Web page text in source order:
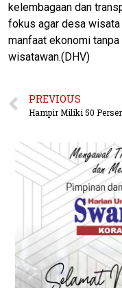
kelembagaan dan
fokus agar desa
manfaat ekonomi
wisatawan.(DHV)
PREVIOUS